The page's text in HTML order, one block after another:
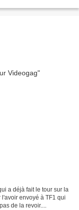
a déjà fait le tour sur la
envoyé à TF1 qui
de la revoir....